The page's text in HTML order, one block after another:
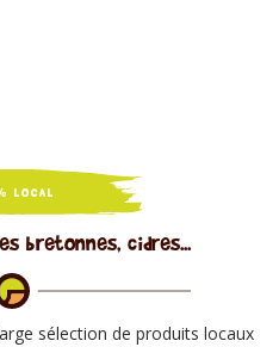
LOCAL
bretonnes, cidres...
sélection de produits locaux